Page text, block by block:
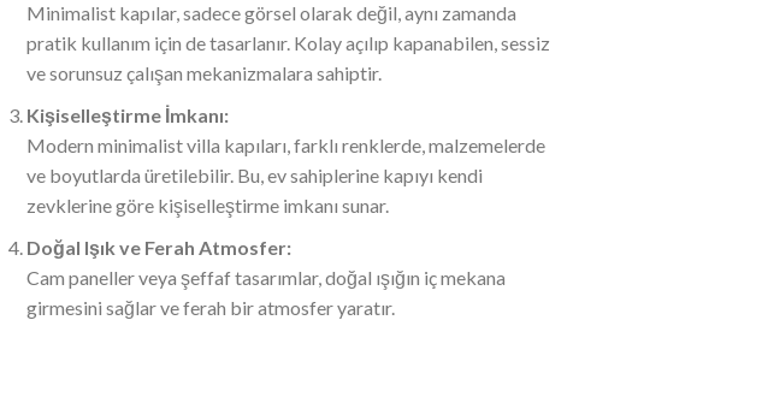
Minimalist kapılar, sadece görsel olarak değil, aynı zamanda
pratik kullanım için de tasarlanır. Kolay açılıp kapanabilen, sessiz
ve sorunsuz çalışan mekanizmalara sahiptir.
Kişiselleştirme İmkanı:
Modern minimalist villa kapıları, farklı renklerde, malzemelerde
ve boyutlarda üretilebilir. Bu, ev sahiplerine kapıyı kendi
zevklerine göre kişiselleştirme imkanı sunar.
Doğal Işık ve Ferah Atmosfer:
Cam paneller veya şeffaf tasarımlar, doğal ışığın iç mekana
girmesini sağlar ve ferah bir atmosfer yaratır.